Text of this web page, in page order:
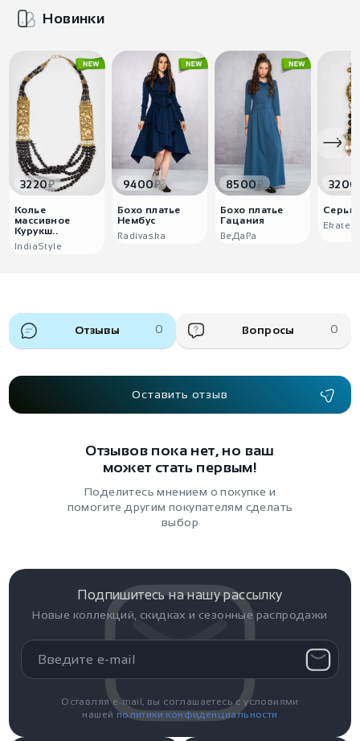
Новинки
3220₽
Колье
массивное
Курукш..
IndiaStyle
9400₽
Бохо платье
Нембус
Radivaska
8500₽
Бохо платье
Гацания
ВеДаРа
3200
Отзывы 0 Вопросы 0
Оставить отзыв
Отзывов пока нет, но ваш
может стать первым!
Поделитесь мнением о покупке и
помогите другим покупателям сделать
выбор
Подпишитесь на нашу рассылку
Новые коллекций, скидках и сезонные распродажи
Оставляя e-mail, вы соглашаетесь с условиями
нашей политики конфиденциальности